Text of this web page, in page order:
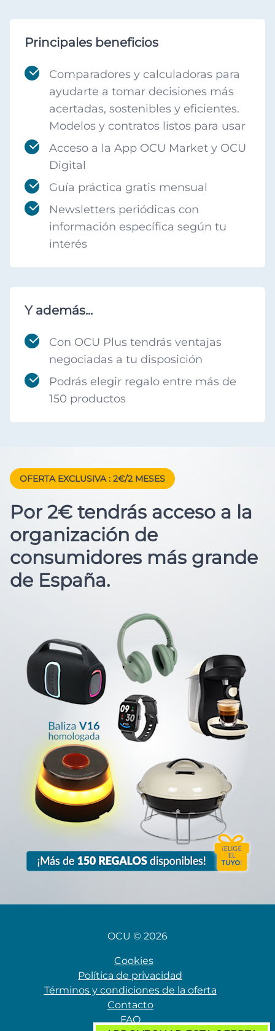
Principales beneficios
Comparadores y calculadoras para
ayudarte a tomar decisiones más
acertadas, sostenibles y eficientes.
Modelos y contratos listos para usar
Acceso a la App OCU Market y OCU
Digital
Guía práctica gratis mensual
Newsletters periódicas con
información específica según tu
interés
Y además...
Con OCU Plus tendrás ventajas
negociadas a tu disposición
Podrás elegir regalo entre más de
150 productos
OFERTA EXCLUSIVA : 2€/2 MESES
Por 2€ tendrás acceso a la
organización de
consumidores más grande
de España.
OCU © 2026
Cookies
Política de privacidad
Términos y condiciones de la oferta
Contacto
FAQ